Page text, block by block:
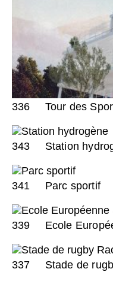
336 Tour des
343 Station
341 Parc sportif
339 Ecole
337 Stade de